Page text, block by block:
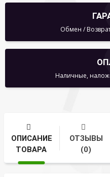
Обмен /
Наличные,
ОПИСАНИЕ
ТОВАРА
ОТЗЫВЫ
(0)